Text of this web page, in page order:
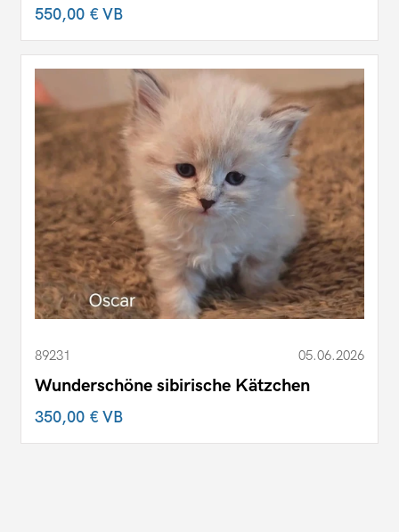
550,00 €VB
89231 05.06.2026
Wunderschöne sibirische Kätzchen
350,00 €VB